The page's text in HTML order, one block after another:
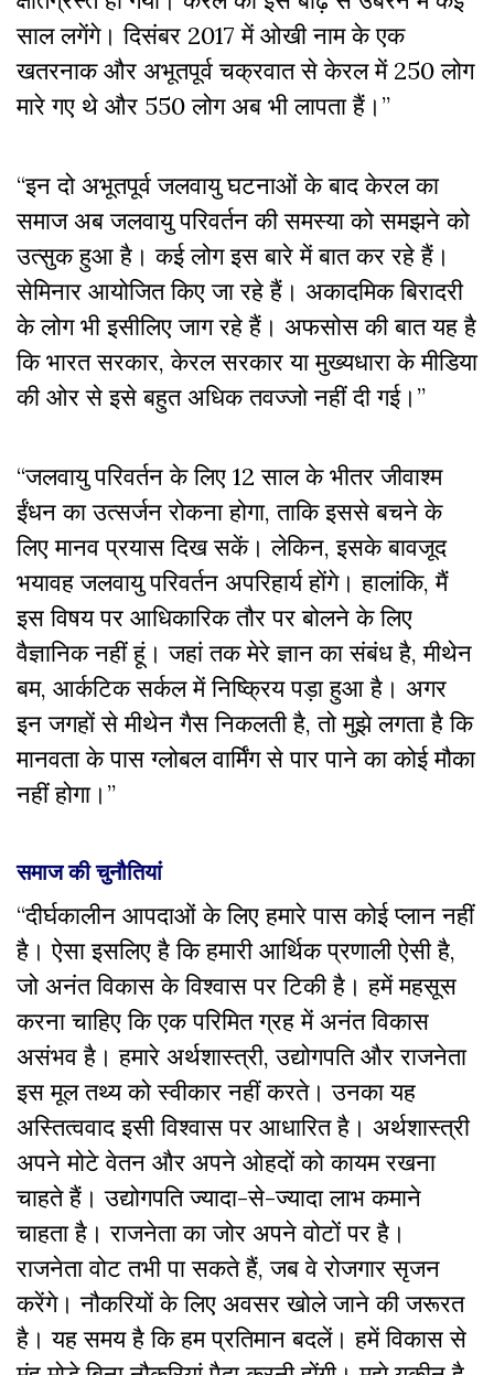
साल लगेंगे। दिसंबर 2017 में ओखी नाम के एक
खतरनाक और अभूतपूर्व चक्रवात से केरल में 250 लोग
मारे गए थे और 550 लोग अब भी लापता हैं। ’’
“इन दो अभूतपूर्व जलवायु घटनाओं के बाद केरल का
समाज अब जलवायु परिवर्तन की समस्या को समझने को
उत्सुक हुआ है। कई लोग इस बारे में बात कर रहे हैं।
सेमिनार आयोजित किए जा रहे हैं। अकादमिक बिरादरी
के लोग भी इसीलिए जाग रहे हैं। अफसोस की बात यह है
कि भारत सरकार, केरल सरकार या मुख्यधारा के मीडिया
की ओर से इसे बहुत अधिक तवज्जो नहीं दी गई। ’’
“जलवायु परिवर्तन के लिए 12 साल के भीतर जीवाश्म
ईंधन का उत्सर्जन रोकना होगा, ताकि इससे बचने के
लिए मानव प्रयास दिख सकें। लेकिन, इसके बावजूद
भयावह जलवायु परिवर्तन अपरिहार्य होंगे। हालांकि, मैं
इस विषय पर आधिकारिक तौर पर बोलने के लिए
वैज्ञानिक नहीं हूं। जहां तक मेरे ज्ञान का संबंध है, मीथेन
बम, आर्कटिक सर्कल में निष्क्रिय पड़ा हुआ है। अगर
इन जगहों से मीथेन गैस निकलती है, तो मुझे लगता है कि
मानवता के पास ग्लोबल वार्मिंग से पार पाने का कोई मौका
नहीं होगा। ’’
समाज की चुनौतियां
“दीर्घकालीन आपदाओं के लिए हमारे पास कोई प्लान नहीं
है। ऐसा इसलिए है कि हमारी आर्थिक प्रणाली ऐसी है,
जो अनंत विकास के विश्वास पर टिकी है। हमें महसूस
करना चाहिए कि एक परिमित ग्रह में अनंत विकास
असंभव है। हमारे अर्थशास्त्री, उद्योगपति और राजनेता
इस मूल तथ्य को स्वीकार नहीं करते। उनका यह
अस्तित्ववाद इसी विश्वास पर आधारित है। अर्थशास्त्री
अपने मोटे वेतन और अपने ओहदों को कायम रखना
चाहते हैं। उद्योगपति ज्यादा-से-ज्यादा लाभ कमाने
चाहता है। राजनेता का जोर अपने वोटों पर है।
राजनेता वोट तभी पा सकते हैं, जब वे रोजगार सृजन
करेंगे। नौकरियों के लिए अवसर खोले जाने की जरूरत
है। यह समय है कि हम प्रतिमान बदलें। हमें विकास से